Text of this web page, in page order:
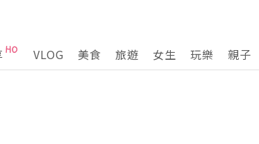
VLOG 美食 旅遊 女生 玩樂 親子